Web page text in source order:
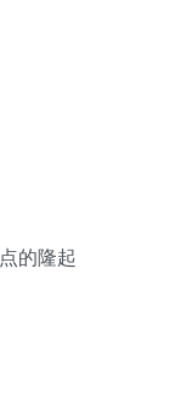
的隆起